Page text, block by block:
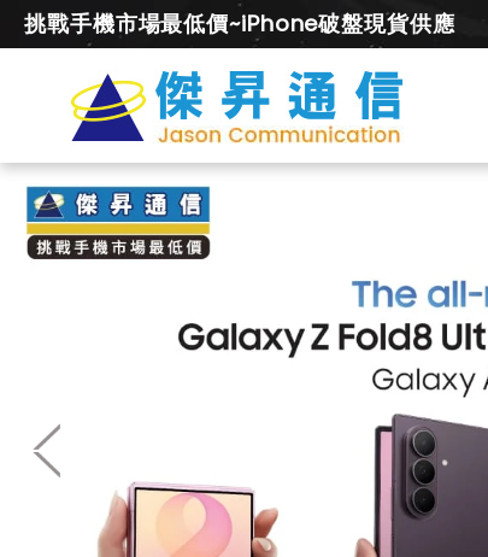
挑戰手機市場最低價~iPhone破盤現貨供應